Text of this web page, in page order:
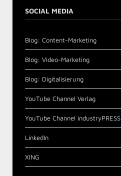
SOCIAL MEDIA
Blog: Content-Marketing
Blog: Video-Marketing
Blog: Digitalisierung
YouTube Channel Verlag
YouTube Channel industryPRESS
LinkedIn
XING